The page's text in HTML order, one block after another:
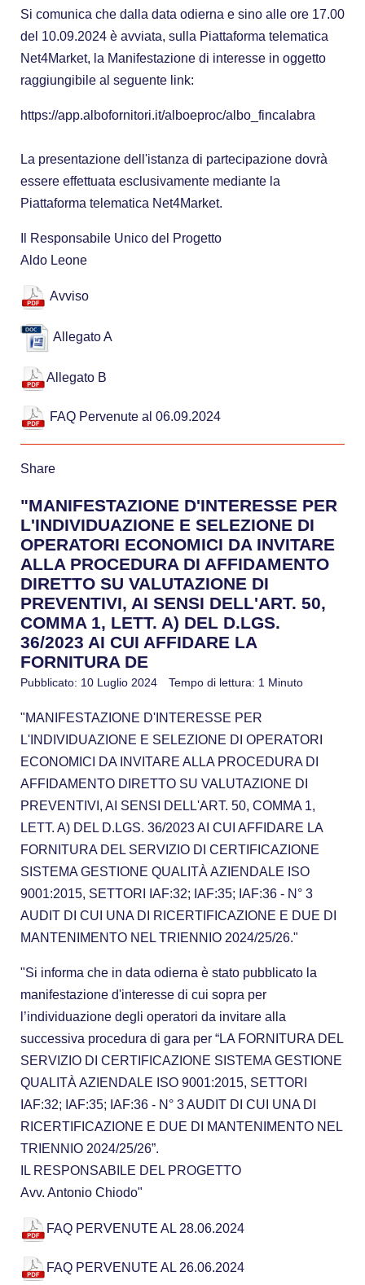
Si comunica che dalla data odierna e sino alle ore 17.00
del 10.09.2024 è avviata, sulla Piattaforma telematica
Net4Market, la Manifestazione di interesse in oggetto
raggiungibile al seguente link:
https://app.albofornitori.it/alboeproc/albo_fincalabra
La presentazione dell'istanza di partecipazione dovrà
essere effettuata esclusivamente mediante la
Piattaforma telematica Net4Market.
Il Responsabile Unico del Progetto
Aldo Leone
Avviso
Allegato A
Allegato B
FAQ Pervenute al 06.09.2024
Share
"MANIFESTAZIONE D'INTERESSE PER
L'INDIVIDUAZIONE E SELEZIONE DI
OPERATORI ECONOMICI DA INVITARE
ALLA PROCEDURA DI AFFIDAMENTO
DIRETTO SU VALUTAZIONE DI
PREVENTIVI, AI SENSI DELL'ART. 50,
COMMA 1, LETT. A) DEL D.LGS.
36/2023 AI CUI AFFIDARE LA
FORNITURA DE
Pubblicato: 10 Luglio 2024 Tempo di lettura: 1 Minuto
"MANIFESTAZIONE D'INTERESSE PER
L'INDIVIDUAZIONE E SELEZIONE DI OPERATORI
ECONOMICI DA INVITARE ALLA PROCEDURA DI
AFFIDAMENTO DIRETTO SU VALUTAZIONE DI
PREVENTIVI, AI SENSI DELL'ART. 50, COMMA 1,
LETT. A) DEL D.LGS. 36/2023 AI CUI AFFIDARE LA
FORNITURA DEL SERVIZIO DI CERTIFICAZIONE
SISTEMA GESTIONE QUALITÀ AZIENDALE ISO
9001:2015, SETTORI IAF:32; IAF:35; IAF:36 - N° 3
AUDIT DI CUI UNA DI RICERTIFICAZIONE E DUE DI
MANTENIMENTO NEL TRIENNIO 2024/25/26."
"Si informa che in data odierna è stato pubblicato la
manifestazione d'interesse di cui sopra per
l’individuazione degli operatori da invitare alla
successiva procedura di gara per “LA FORNITURA DEL
SERVIZIO DI CERTIFICAZIONE SISTEMA GESTIONE
QUALITÀ AZIENDALE ISO 9001:2015, SETTORI
IAF:32; IAF:35; IAF:36 - N° 3 AUDIT DI CUI UNA DI
RICERTIFICAZIONE E DUE DI MANTENIMENTO NEL
TRIENNIO 2024/25/26”.
IL RESPONSABILE DEL PROGETTO
Avv. Antonio Chiodo"
FAQ PERVENUTE AL 28.06.2024
FAQ PERVENUTE AL 26.06.2024